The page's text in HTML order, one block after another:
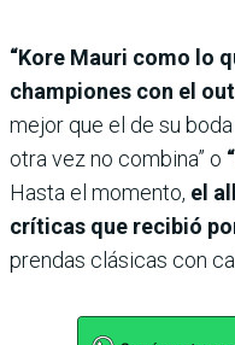
“Kore Mauri como lo
championes con el
mejor que el de su boda
otra vez no combina” o
Hasta el momento, el
críticas que recibió
prendas clásicas con